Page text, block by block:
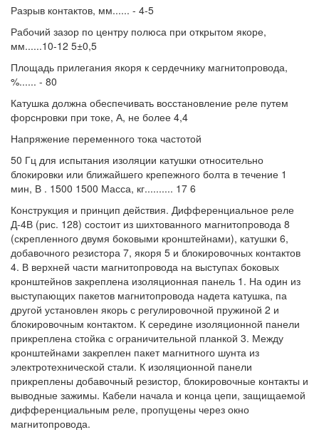
Разрыв контактов, мм...... - 4-5
Рабочий зазор по центру полюса при открытом якоре,
мм......10-12 5±0,5
Площадь прилегания якоря к сердечнику магнитопровода,
%...... - 80
Катушка должна обеспечивать восстановление реле путем
форснровки при токе, А, не более 4,4
Напряжение переменного тока частотой
50 Гц для испытания изоляции катушки относительно
блокировки или ближайшего крепежного болта в течение 1
мин, В . 1500 1500 Масса, кг.......... 17 6
Конструкция и принцип действия. Дифференциальное реле
Д-4В (рис. 128) состоит из шихтованного магнитопровода 8
(скрепленного двумя боковыми кронштейнами), катушки 6,
добавочного резистора 7, якоря 5 и блокировочных контактов
4. В верхней части магнитопровода на выступах боковых
кронштейнов закреплена изоляционная панель 1. На один из
выступающих пакетов магнитопровода надета катушка, па
другой установлен якорь с регулировочной пружиной 2 и
блокировочным контактом. К середине изоляционной панели
прикреплена стойка с ограничительной планкой 3. Между
кронштейнами закреплен пакет магнитного шунта из
электротехнической стали. К изоляционной панели
прикреплены добавочный резистор, блокировочные контакты и
выводные зажимы. Кабели начала и конца цепи, защищаемой
дифференциальным реле, пропущены через окно
магнитопровода.